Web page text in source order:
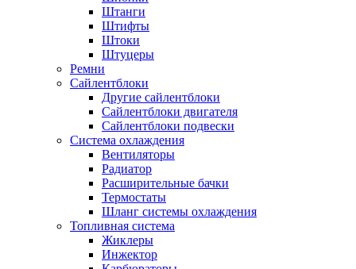
Штанги
Штифты
Штоки
Штуцеры
Ремни
Сайлентблоки
Другие сайлентблоки
Сайлентблоки двигателя
Сайлентблоки подвески
Система охлаждения
Вентиляторы
Радиатор
Расширительные бачки
Термостаты
Шланг системы охлаждения
Топливная система
Жиклеры
Инжектор